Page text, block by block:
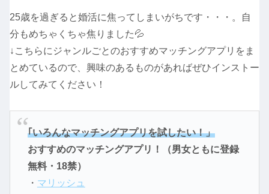
25歳を過ぎると婚活に焦ってしまいがちです・・・。自
分もめちゃくちゃ焦りました💦
↓こちらにジャンルごとのおすすめマッチングアプリをま
とめているので、興味のあるものがあればぜひインストー
ルしてみてください！
｢いろんなマッチングアプリを試したい！」
おすすめのマッチングアプリ！（男女ともに登録
無料・18禁）
・ マリッシュ